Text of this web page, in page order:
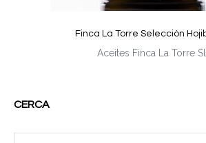
Finca La Torre Selecciòn
Aceites Finca La Torre
CERCA